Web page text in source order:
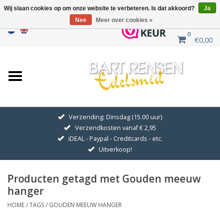
0
€0,00
Home
Uitverkoop
GOUDEN SYMBOLEN
Hanger Kettingen
Oorhangers
Verzending: Dinsdag (15.00 uur)
Verzendkosten vanaf € 2,95
iDEAL - Paypal - Creditcards - etc.
Uitverkoop!
Producten getagd met Gouden meeuw
hanger
HOME/TAGS/ GOUDEN MEEUW HANGER
Wij slaan cookies op om onze website te verbeteren. Is dat akkoord?
Ja
Nee
Meer over cookies »